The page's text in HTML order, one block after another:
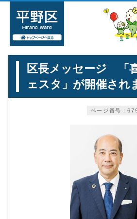
区長メッセージ 「
ェスタ」が開催され
ページ番号：